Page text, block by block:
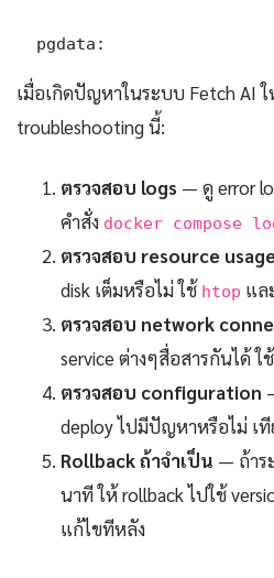
  pgdata:
เมื่อเกิดปัญหาในระบบ Fetch AI
troubleshooting นี้:
ตรวจสอบ logs — ดู error
คำสั่ง docker compose
ตรวจสอบ resource
disk เต็มหรือไม่ ใช้ htop แล
ตรวจสอบ network
service ต่างๆสื่อสารกันได้ ใช้
ตรวจสอบ configuration
deploy ไปมีปัญหาหรือไม่ เ
Rollback ถ้าจำเป็น — ถ้าร
นาที ให้ rollback ไปใช้
แก้ไขทีหลัง